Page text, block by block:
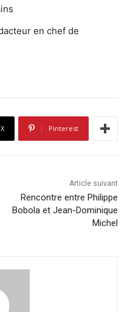
en chef de
X Pinterest
Article suivant
Rencontre entre Philippe
Bobola et Jean-Dominique
Michel